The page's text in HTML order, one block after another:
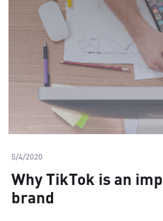
5/4/2020
Why TikTok is an
brand